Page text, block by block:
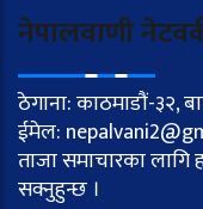
नेपालवाणी
ठेगाना: काठमाडौं-३२,
ईमेल:
ताजा समाचारका
सक्नुहुन्छ ।